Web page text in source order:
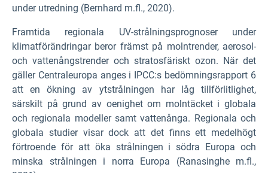
under utredning (Bernhard m.fl., 2020).
Framtida regionala UV-strålningsprognoser under
klimatförändringar beror främst på molntrender, aerosol-
och vattenångstrender och stratosfäriskt ozon. När det
gäller Centraleuropa anges i IPCC:s bedömningsrapport 6
att en ökning av ytstrålningen har låg tillförlitlighet,
särskilt på grund av oenighet om molntäcket i globala
och regionala modeller samt vattenånga. Regionala och
globala studier visar dock att det finns ett medelhögt
förtroende för att öka strålningen i södra Europa och
minska strålningen i norra Europa (Ranasinghe m.fl.,